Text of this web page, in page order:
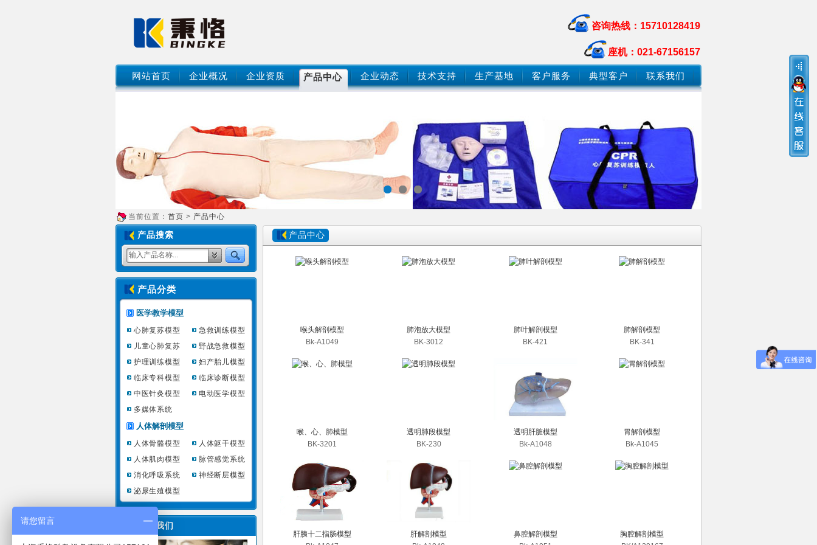
咨询热线：15710128419
座机：021-67156157
网站首页 企业概况 企业资质 产品中心 企业动态 技术支持 生产基地 客户服务 典型客户 联系我们
当前位置： 首页 > 产品中心
产品中心
喉头解剖模型
Bk-A1049
肺泡放大模型
BK-3012
肺叶解剖模型
BK-421
肺解剖模型
BK-341
喉、心、肺模型
BK-3201
透明肺段模型
BK-230
透明肝脏模型
Bk-A1048
胃解剖模型
Bk-A1045
肝胰十二指肠模型
肝解剖模型
鼻腔解剖模型
胸腔解剖模型
产品搜索
产品分类
医学教学模型
心肺复苏模型
急救训练模型
儿童心肺复苏
野战急救模型
护理训练模型
妇产胎儿模型
临床专科模型
临床诊断模型
中医针灸模型
电动医学模型
多媒体系统
人体解剖模型
人体骨骼模型
人体躯干模型
人体肌肉模型
脉管感觉系统
消化呼吸系统
神经断层模型
泌尿生殖模型
联系我们
请您留言